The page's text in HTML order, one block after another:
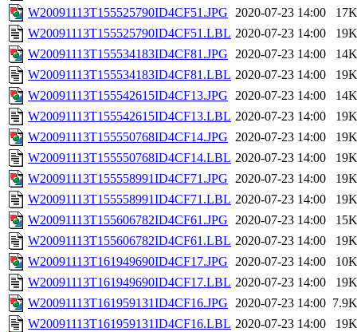
W20091113T155525790ID4CF51.JPG 2020-07-23 14:00
17K
W20091113T155525790ID4CF51.LBL 2020-07-23 14:00
19K
W20091113T155534183ID4CF81.JPG 2020-07-23 14:00
14K
W20091113T155534183ID4CF81.LBL 2020-07-23 14:00
19K
W20091113T155542615ID4CF13.JPG 2020-07-23 14:00
14K
W20091113T155542615ID4CF13.LBL 2020-07-23 14:00
19K
W20091113T155550768ID4CF14.JPG 2020-07-23 14:00
19K
W20091113T155550768ID4CF14.LBL 2020-07-23 14:00
19K
W20091113T155558991ID4CF71.JPG 2020-07-23 14:00
19K
W20091113T155558991ID4CF71.LBL 2020-07-23 14:00
19K
W20091113T155606782ID4CF61.JPG 2020-07-23 14:00
15K
W20091113T155606782ID4CF61.LBL 2020-07-23 14:00
19K
W20091113T161949690ID4CF17.JPG 2020-07-23 14:00
10K
W20091113T161949690ID4CF17.LBL 2020-07-23 14:00
19K
W20091113T161959131ID4CF16.JPG 2020-07-23 14:00 7.9K
W20091113T161959131ID4CF16.LBL 2020-07-23 14:00
19K